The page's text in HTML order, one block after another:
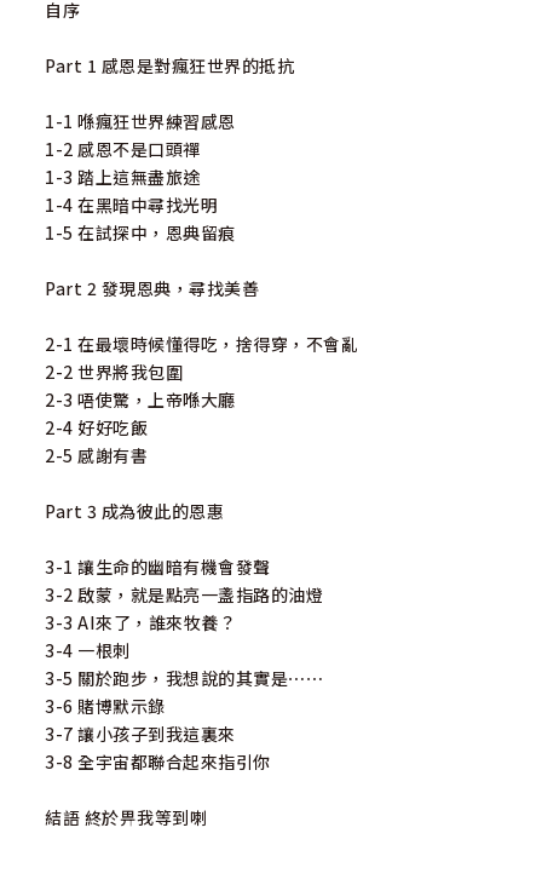
自序
Part 1 感恩是對瘋狂世界的抵抗
1-1 喺瘋狂世界練習感恩
1-2 感恩不是口頭禪
1-3 踏上這無盡旅途
1-4 在黑暗中尋找光明
1-5 在試探中，恩典留痕
Part 2 發現恩典，尋找美善
2-1 在最壞時候懂得吃，捨得穿，不會亂
2-2 世界將我包圍
2-3 唔使驚，上帝喺大廳
2-4 好好吃飯
2-5 感謝有書
Part 3 成為彼此的恩惠
3-1 讓生命的幽暗有機會發聲
3-2 啟蒙，就是點亮一盞指路的油燈
3-3 AI來了，誰來牧養？
3-4 一根刺
3-5 關於跑步，我想說的其實是⋯⋯
3-6 賭博默示錄
3-7 讓小孩子到我這裏來
3-8 全宇宙都聯合起來指引你
結語 終於畀我等到喇